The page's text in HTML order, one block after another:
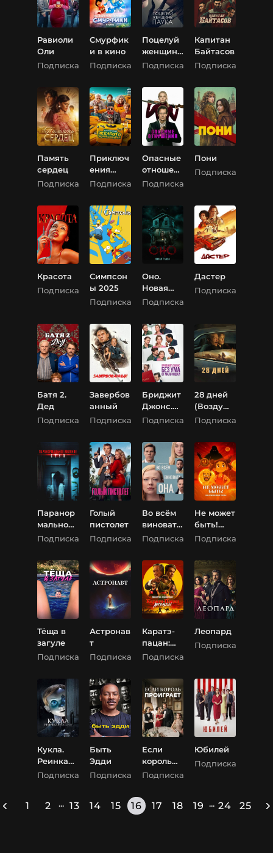
Равиоли
Оли
Подписка
Смурфик
и в кино
Подписка
Поцелуй
женщин
ы-паука
Подписка
Капитан
Байтасов
Подписка
Память
сердец
Подписка
Приключ
ения
желтого
ика
Подписка
Опасные
отношен
ия
Подписка
Пони
Подписка
Красота
Подписка
Симпсон
ы 2025
Подписка
Оно.
Новая
глава
Подписка
Дастер
Подписка
Батя 2.
Дед
Подписка
Завербов
анный
Подписка
Бриджит
Джонс.
Без ума
мальчиш
ки
Подписка
28 дней
(Воздушн
ый змей)
Подписка
Паранор
мальное
явление.
Подписка
Голый
пистолет
Подписка
Во всём
виновата
она
Подписка
Не может
быть!
или
ения
Забавы
Подписка
Тёща в
загуле
Подписка
Астронав
т
Подписка
Каратэ-
пацан:
Легенды
Подписка
Леопард
Подписка
Кукла.
Реинкар
нация
Подписка
Быть
Эдди
Подписка
Если
король
проиграе
Подписка
Юбилей
Подписка
1 2 ... 13 14 15 16 17 18 19 ... 24 25